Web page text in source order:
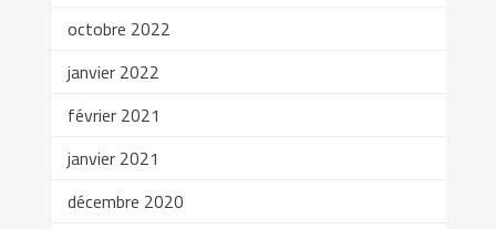
octobre 2022
janvier 2022
février 2021
janvier 2021
décembre 2020